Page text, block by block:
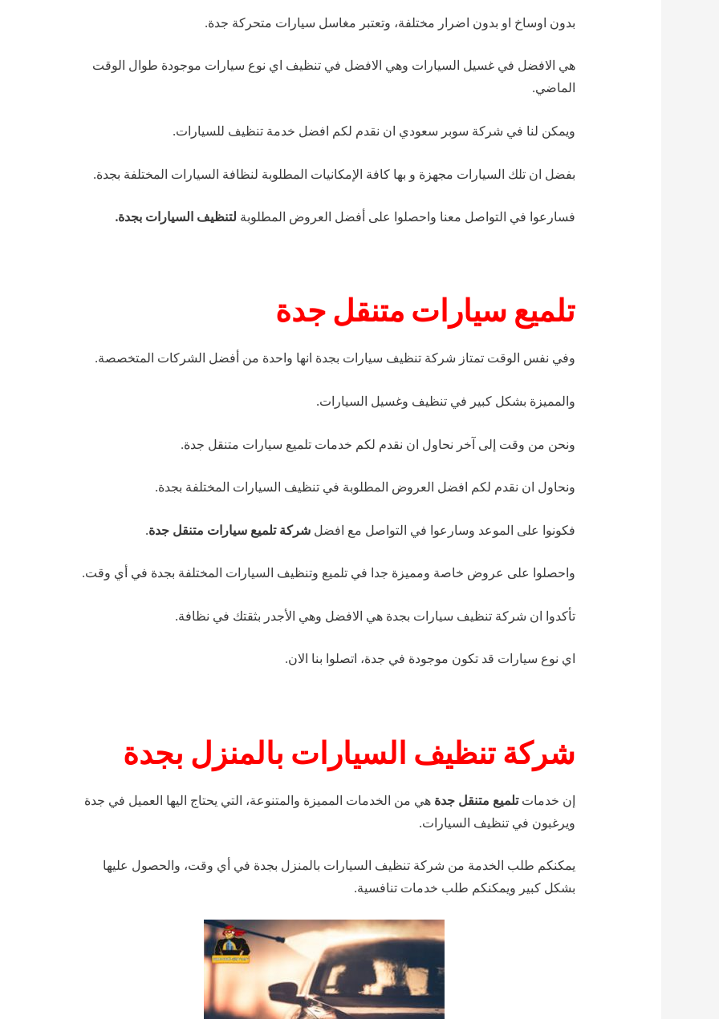
بدون اوساخ او بدون اضرار مختلفة، وتعتبر مغاسل سيارات متحركة جدة.
هي الافضل في غسيل السيارات وهي الافضل في تنظيف اي نوع سيارات موجودة طوال الوقت
الماضي.
ويمكن لنا في شركة سوبر سعودي ان نقدم لكم افضل خدمة تنظيف للسيارات.
بفضل ان تلك السيارات مجهزة و بها كافة الإمكانيات المطلوبة لنظافة السيارات المختلفة بجدة.
فسارعوا في التواصل معنا واحصلوا على أفضل العروض المطلوبة لتنظيف السيارات بجدة.
تلميع سيارات متنقل جدة
وفي نفس الوقت تمتاز شركة تنظيف سيارات بجدة انها واحدة من أفضل الشركات المتخصصة.
والمميزة بشكل كبير في تنظيف وغسيل السيارات.
ونحن من وقت إلى آخر نحاول ان نقدم لكم خدمات تلميع سيارات متنقل جدة.
ونحاول ان نقدم لكم افضل العروض المطلوبة في تنظيف السيارات المختلفة بجدة.
فكونوا على الموعد وسارعوا في التواصل مع افضل شركة تلميع سيارات متنقل جدة.
واحصلوا على عروض خاصة ومميزة جدا في تلميع وتنظيف السيارات المختلفة بجدة في أي وقت.
تأكدوا ان شركة تنظيف سيارات بجدة هي الافضل وهي الأجدر بثقتك في نظافة.
اي نوع سيارات قد تكون موجودة في جدة، اتصلوا بنا الان.
شركة تنظيف السيارات بالمنزل بجدة
إن خدماتتلميع متنقل جدة هي من الخدمات المميزة والمتنوعة، التي يحتاج اليها العميل في جدة
ويرغبون في تنظيف السيارات.
يمكنكم طلب الخدمة من شركة تنظيف السيارات بالمنزل بجدة في أي وقت، والحصول عليها
بشكل كبير ويمكنكم طلب خدمات تنافسية.